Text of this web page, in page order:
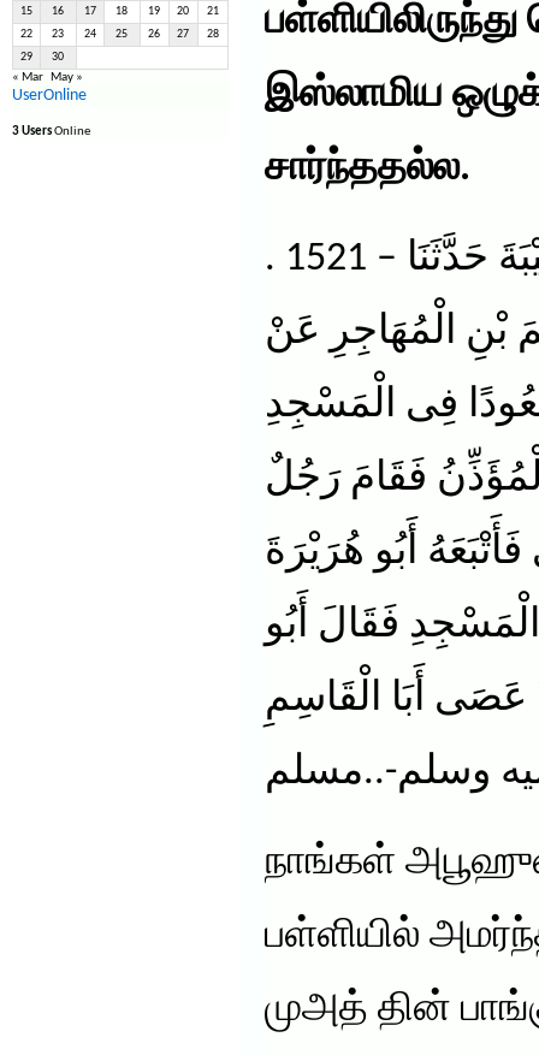
15 16 17 18 19 20 21
22 23 24 25 26 27 28
29 30
« Mar May »
UserOnline
3 UsersOnline
இஸ்லாமிய
சார்ந்ததல்ல.
. 1521 – حَدَّثَنَا أَبُو بَكْرِ بْنُ أَبِى شَيْبَةَ حَدَّثَنَا
بْنِ الْمُهَاجِرِ عَنْ
فِى الْمَسْجِدِ
فَقَامَ رَجُلٌ
أَبُو هُرَيْرَةَ
فَقَالَ أَبُو
عَصَى أَبَا الْقَاسِمِ
وسلم-..مسلم
நாங்கள்
பள்ளியில்
முஅத் தின்